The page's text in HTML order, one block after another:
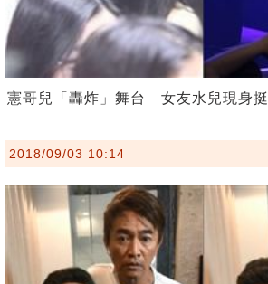
憲哥兒「轟炸」舞台 女友水兒現身挺
2018/09/03 10:14